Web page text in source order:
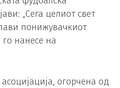
„Сега целиот свет
понижувачкиот
нанесе на
огорчена од